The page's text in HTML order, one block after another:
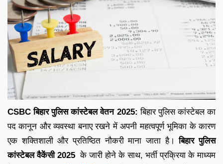
CSBC बिहार पुलिस कांस्टेबल वेतन 2025:बिहार पुलिस कांस्टेबल का
पद कानून और व्यवस्था बनाए रखने में अपनी महत्वपूर्ण भूमिका के कारण
एक शक्तिशाली और प्रतिष्ठित नौकरी माना जाता है।बिहार पुलिस
कांस्टेबल वैकेंसी 2025 के जारी होने के साथ, भर्ती प्रक्रिया के माध्यम